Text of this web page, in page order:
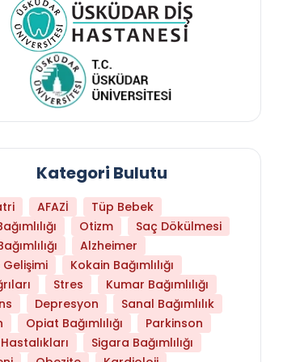
Protein Tüketmek Yaşlanmayı
Kategori Bulutu
AFAZİ
Tüp Bebek
Otizm
Saç Dökülmesi
Alzheimer
Kokain Bağımlılığı
Stres
Kumar Bağımlılığı
Depresyon
Sanal Bağımlılık
Opiat Bağımlılığı
Parkinson
Sigara Bağımlılığı